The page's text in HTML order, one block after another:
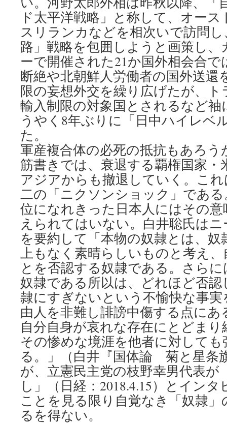
ド太平洋戦略」と称して、オー
スリランカなどを相次いで訪問
路」戦略を包囲しようと画策し
ーで開催された21か国外相会合
断絶や北朝鮮人労働者の国外送還
限の妄想外交を繰り広げたが、
輸入制限の対象国とされるなど
うやく8年ぶりに「日中ハイレベ
た。
軍産複合体の必死の抵抗もあろ
筋書きでは、衰退する覇権国家・
アジアからも撤退していく。こ
二の「ニクソンショック」であ
位になれきった日本人にはその
えられてはいない。白井聡氏は
を要約して「本物の奴隷とは、
上もなく素晴らしいものと考え
とを否認する奴隷である。さら
奴隷である所以は、どれほど否
隷にすぎないという不愉快な事
由人を非難し誹謗中傷する点に
自分自身が哀れな存在にとどま
その惨めな境涯を他者に対して
る。」（白井『国体論 菊と星条
が、立憲民主党の枝野幸男代表が
し」（日経：2018.4.15）とイン
ことを見る限り自覚なき「奴隷
るを得ない。